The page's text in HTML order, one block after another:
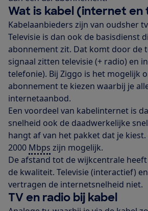
Wat is kabel (internet en
Kabelaanbieders zijn van oudsher
Televisie is dan ook de basisdienst
abonnement zit. Dat komt door de
signaal zitten televisie (+ radio) en
telefonie). Bij Ziggo is het mogelijk
abonnement te kiezen waarbij je
internetaanbod.
Een voordeel van kabelinternet is
snelheid ook de daadwerkelijke
hangt af van het pakket dat je
2000 Mbps zijn mogelijk.
De afstand tot de wijkcentrale
de kwaliteit. Televisie (interactief)
vertragen de internetsnelheid niet.
TV en radio bij kabel